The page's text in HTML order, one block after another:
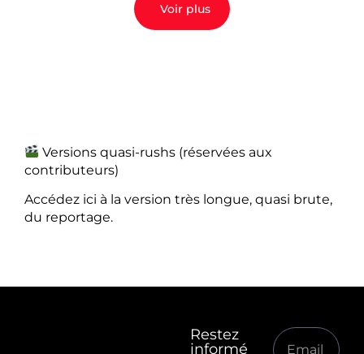
Voir plus
Versions quasi-rushs (réservées aux
contributeurs)
Accédez ici à la version très longue, quasi brute,
du reportage.
Restez
informé